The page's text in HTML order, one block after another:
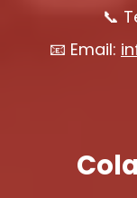
📞
📧 Email: